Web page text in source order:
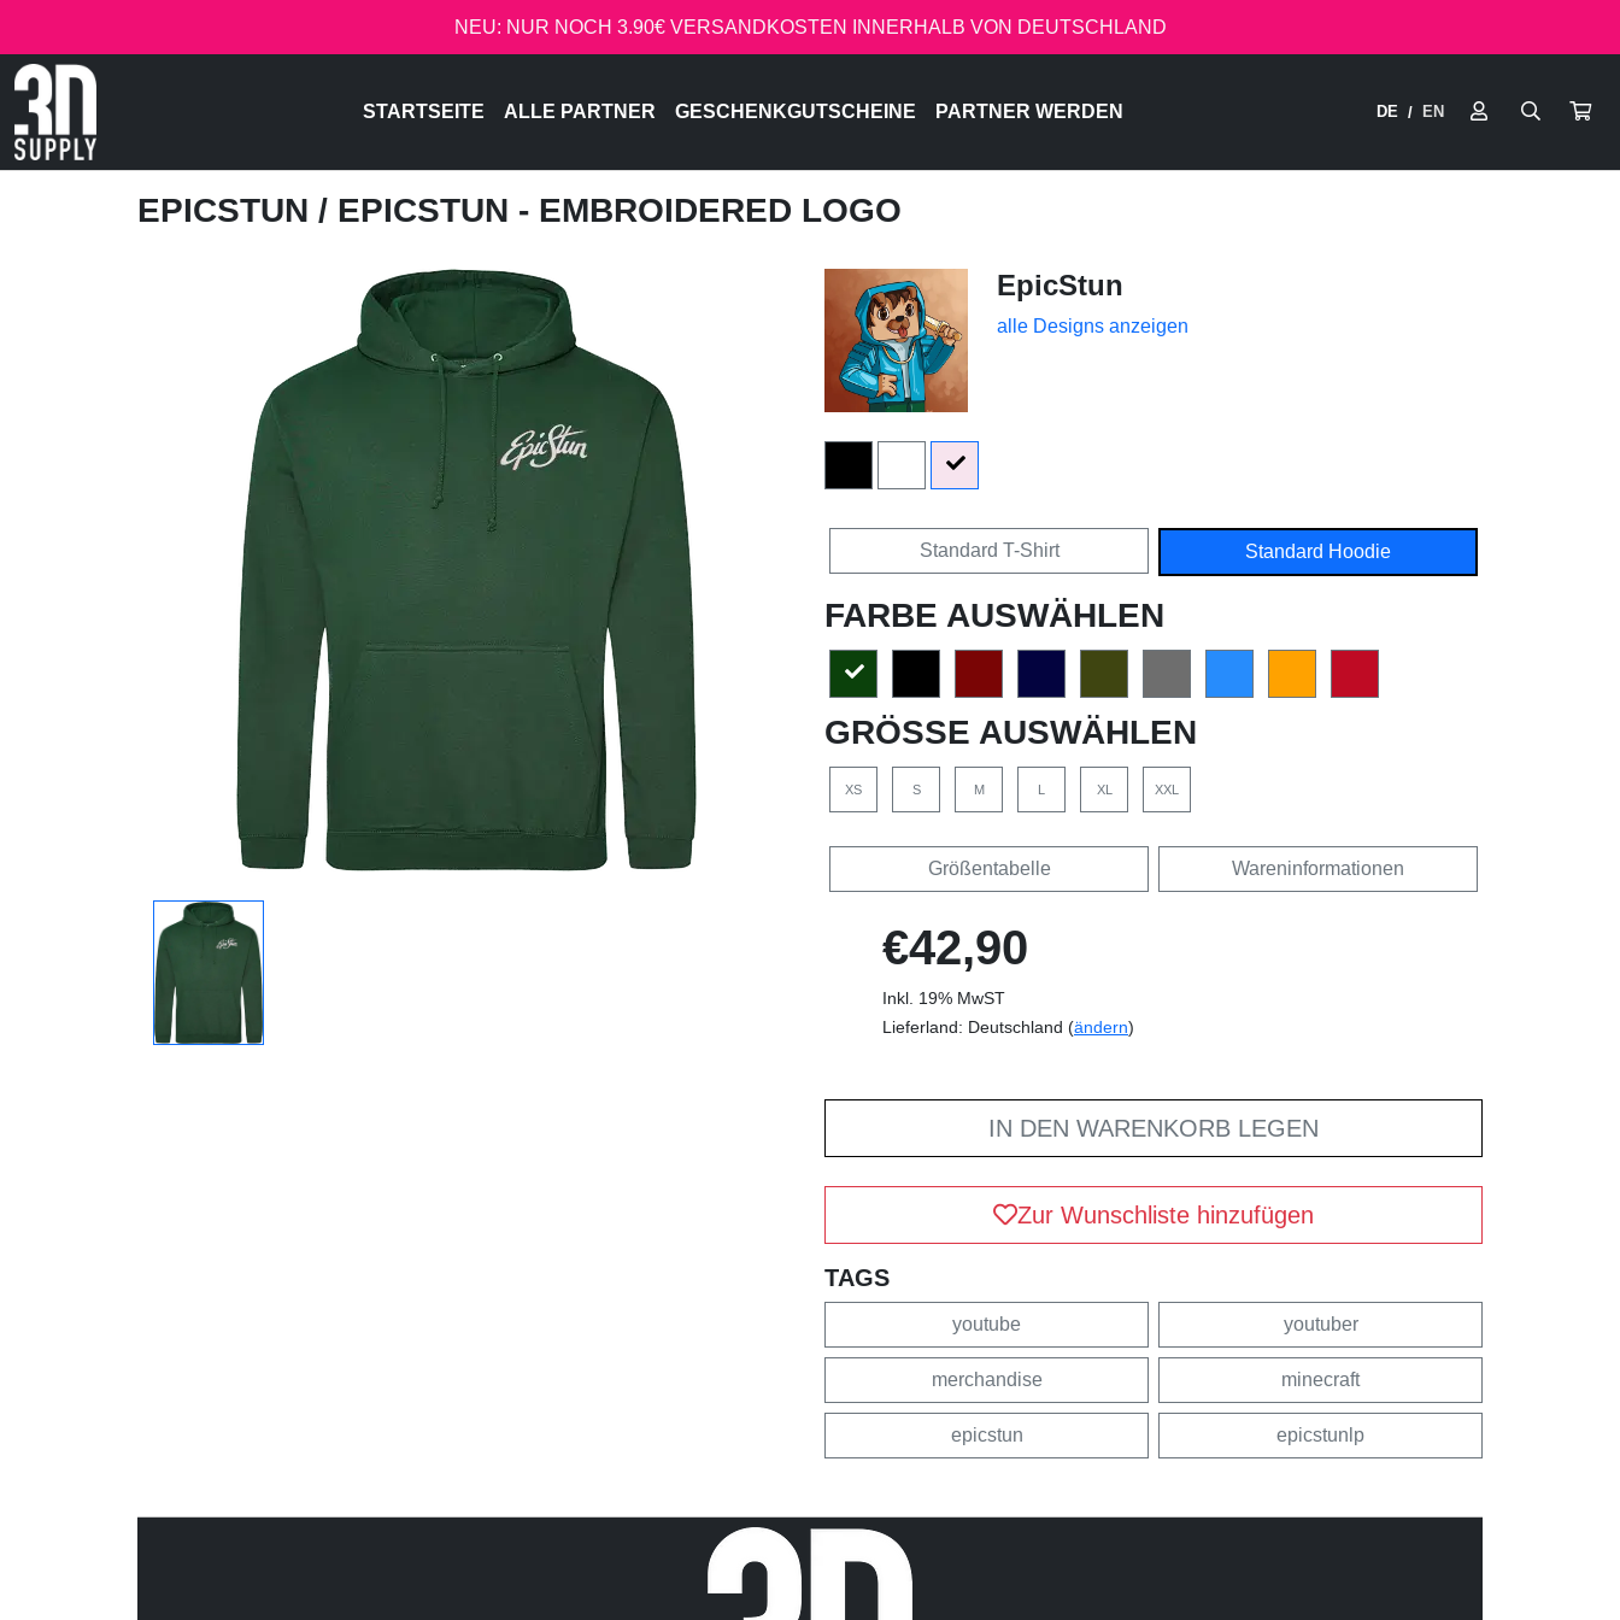
NEU: NUR NOCH 3.90€ VERSANDKOSTEN INNERHALB VON DEUTSCHLAND
STARTSEITE ALLE PARTNER GESCHENKGUTSCHEINE PARTNER WERDEN DE / EN
EPICSTUN / EPICSTUN - EMBROIDERED LOGO
EpicStun
alle Designs anzeigen
Standard T-Shirt Standard Hoodie
FARBE AUSWÄHLEN
GRÖSSE AUSWÄHLEN
XS S M L XL XXL
Größentabelle Wareninformationen
€42,90
Inkl. 19% MwST
Lieferland: Deutschland (ändern)
IN DEN WARENKORB LEGEN
Zur Wunschliste hinzufügen
TAGS
youtube youtuber
merchandise minecraft
epicstun epicstunlp